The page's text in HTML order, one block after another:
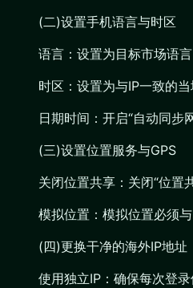
(二)设置手机语言与时区
语言：设置为目标市场语言
时区：设置为与IP一致的当
日期时间：开启“自动同步
(三)设置位置服务与GPS
关闭位置共享：关闭“位置
模拟位置：模拟位置必须
(四)更换干净的海外IP地址
使用独立IP：确保每次登